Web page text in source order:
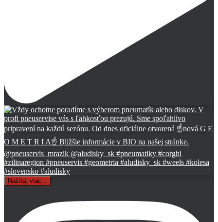
Načítaj viac...